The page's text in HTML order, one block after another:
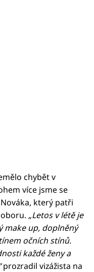
chybět v
více jsme se
který patři
„Letos v létě je
make up, doplněný
očních stínů.
každé ženy a
prozradil vizážista na